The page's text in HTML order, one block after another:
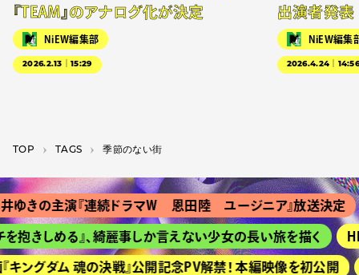
『TEAM』のアナログ化が決定
NiEW編集部
2026.2.13｜15:29
出演者発表
NiEW編集
2026.4.24｜
TOP T­A­G­S 季節のない街
きの主演『連続ドラマＷ 恩田陸 ユージニア』放送決定
きしめる』、綺麗事しか言えない少女の長い旅を描く
グダム 魂の決戦』公開記念PV解禁！ 本編映像を初公開